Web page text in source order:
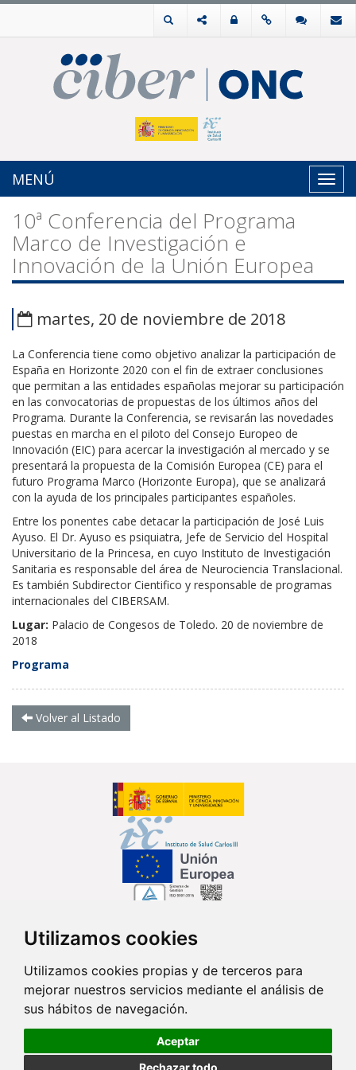
Utilizamos cookies
Utilizamos cookies propias y de terceros para
mejorar nuestros servicios mediante el análisis de
sus hábitos de navegación.
Aceptar
Rechazar todo
MENÚ
10ª Conferencia del Programa
Marco de Investigación e
Innovación de la Unión Europea
martes, 20 de noviembre de 2018
La Conferencia tiene como objetivo analizar la participación de
España en Horizonte 2020 con el fin de extraer conclusiones
que permitan a las entidades españolas mejorar su participación
en las convocatorias de propuestas de los últimos años del
Programa. Durante la Conferencia, se revisarán las novedades
puestas en marcha en el piloto del Consejo Europeo de
Innovación (EIC) para acercar la investigación al mercado y se
presentará la propuesta de la Comisión Europea (CE) para el
futuro Programa Marco (Horizonte Europa), que se analizará
con la ayuda de los principales participantes españoles.
Entre los ponentes cabe detacar la participación de José Luis
Ayuso. El Dr. Ayuso es psiquiatra, Jefe de Servicio del Hospital
Universitario de la Princesa, en cuyo Instituto de Investigación
Sanitaria es responsable del área de Neurociencia Translacional.
Es también Subdirector Cientifico y responsable de programas
internacionales del CIBERSAM.
Lugar: Palacio de Congesos de Toledo. 20 de noviembre de
2018
Programa
Volver al Listado
Síguenos en...
Contacto
Av. Monforte de Lemos, 3-5. Pabellón 11. Planta 0 28029 Madrid
info@ciberisciii.es